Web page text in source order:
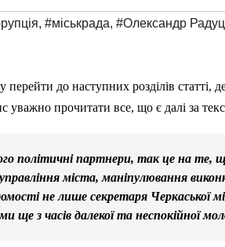
, #міськрада, #Олександр
до наступних розділів статті,
уважно прочитати все, що є далі за
політичні партнери, так це на те,
міста, маніпулювання
не лише секретаря Черкаської
з часів далекої та неспокійної